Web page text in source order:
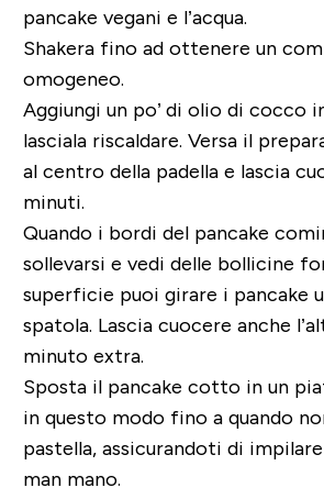
pancake vegani e l’acqua.
Shakera fino ad ottenere un
omogeneo.
Aggiungi un po’ di olio di cocco
lasciala riscaldare. Versa il
al centro della padella e lascia
minuti.
Quando i bordi del pancake
sollevarsi e vedi delle bollicine
superficie puoi girare i pancake
spatola. Lascia cuocere anche
minuto extra.
Sposta il pancake cotto in un
in questo modo fino a quando
pastella, assicurandoti di
man mano.